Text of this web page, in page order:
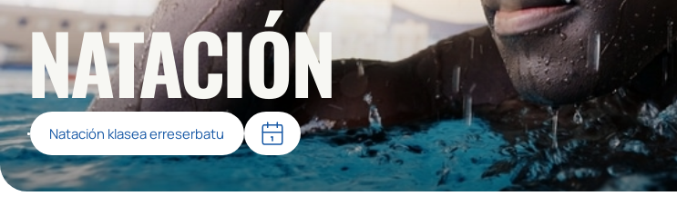
NATACIÓN
Natación klasea erreserbatu